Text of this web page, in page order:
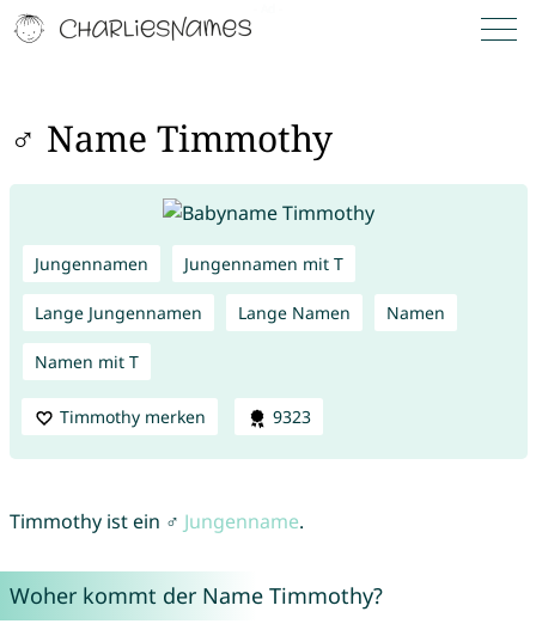
♂ Name Timmothy
Jungennamen Jungennamen mit T
Lange Jungennamen Lange Namen Namen
Namen mit T
Timmothy merken 9323
Timmothy ist ein ♂ Jungenname.
Woher kommt der Name Timmothy?